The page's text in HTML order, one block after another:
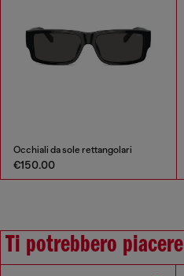
Occhiali da sole rettangolari
€150.00
Ti potrebbero piacere